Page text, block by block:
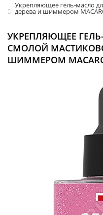
Укрепляющее гель-масло для ногтей со смолой мастикового
дерева и шиммером
УКРЕПЛЯЮЩЕЕ
СМОЛОЙ
ШИММЕРОМ